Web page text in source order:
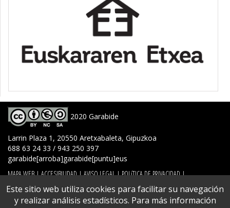
2020 Garabide
Larrin Plaza 1, 20550 Aretxabaleta, Gipuzkoa
688 63 24 33 / 943 250 397
garabide[arroba]garabide[puntu]eus
MAPA WEB | ACCESIBILIDAD | AVISO LEGAL | POLíTICA DE PRIVACIDAD |
POLíTICA DE COOKIES
CONTACTO
Este sitio web utiliza cookies para facilitar su navegación
y realizar análisis estadísticos. Para más información